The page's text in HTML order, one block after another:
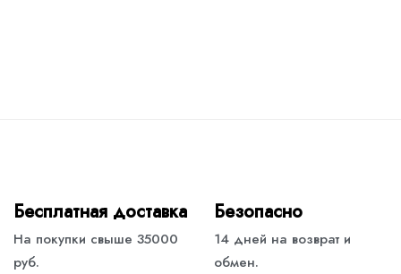
Бесплатная доставка
На покупки свыше 35000
руб.
Безопасно
14 дней на возврат и
обмен.